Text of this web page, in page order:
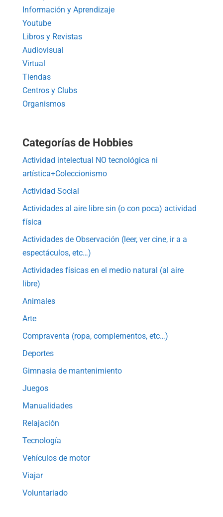
Información y Aprendizaje
Youtube
Libros y Revistas
Audiovisual
Virtual
Tiendas
Centros y Clubs
Organismos
Categorías de Hobbies
Actividad intelectual NO tecnológica ni
artística+Coleccionismo
Actividad Social
Actividades al aire libre sin (o con poca) actividad
física
Actividades de Observación (leer, ver cine, ir a a
espectáculos, etc…)
Actividades físicas en el medio natural (al aire
libre)
Animales
Arte
Compraventa (ropa, complementos, etc…)
Deportes
Gimnasia de mantenimiento
Juegos
Manualidades
Relajación
Tecnología
Vehículos de motor
Viajar
Voluntariado